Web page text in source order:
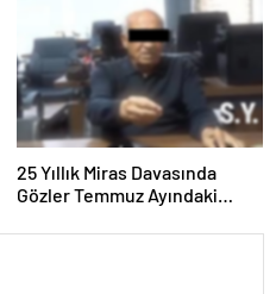
25 Yıllık Miras Davasında
Gözler Temmuz Ayındaki